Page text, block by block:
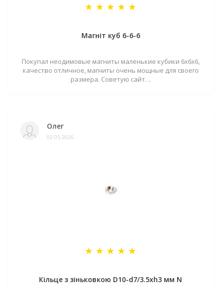
Магніт куб 6-6-6
Покупал неодимовые магниты маленькие кубики 6х6х6,
качество отличное, магниты очень мощные для своего
размера. Советую сайт. ..
Олег
02.05.2026
Кільце з зіньковкою D10-d7/3.5хh3 мм N